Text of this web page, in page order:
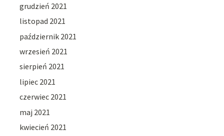
grudzień 2021
listopad 2021
październik 2021
wrzesień 2021
sierpień 2021
lipiec 2021
czerwiec 2021
maj 2021
kwiecień 2021